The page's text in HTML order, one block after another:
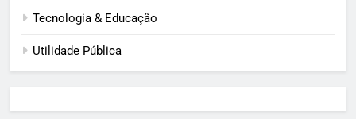
Tecnologia & Educação
Utilidade Pública